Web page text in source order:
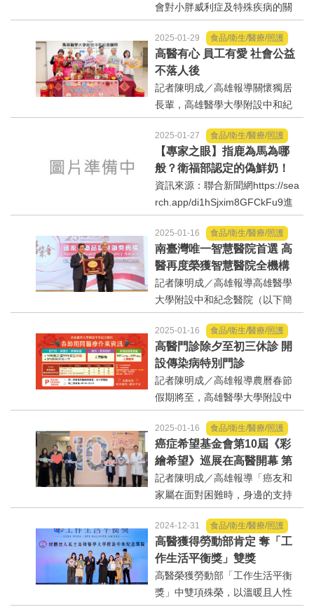
師致敬
會對小胖威利症及特殊疾病的關
注與支持，高醫岡山醫院在農曆
春節前夕，推出首場「生命之
光，鄭陣響起」公益畫展，展出
近40幅畫風明亮溫暖的畫作。1月
23日的...
2025-01-29 食品/衛生/醫療/照護
高醫有心 員工有愛 社會公益
不落人後
記者陳明成／高雄報導關懷獨居
長輩，高雄醫學大學附設中和紀
念醫院(下稱高醫)持續三年響應華
山基金會「暖心年菜，揪愛送孤
老」活動，於院內發起「高興有
您，醫起送暖」年菜認購專案，
讓在社區中失能、失智、...
2025-01-27 食品/衛生/醫療/照護
【專家之眼】指鹿為馬為哪
般？衛福部認定的偽鮮奶！
資訊來源：聯合新聞網https://sea
rch.app/di1hSjxim8GFCkFu9進
口不新鮮的乳品冠上「鮮乳」爭
議許久，引發學者、酪農業、消
費者的一致反對，儘管衛福部食
藥署提出的修正草案，但仍堅決
要讓「偽鮮奶」使用鮮奶一...
2025-01-16 食品/衛生/醫療/照護
南臺灣唯一智慧醫院首選 高
醫再度榮獲智慧醫院全機構
標章
記者陳明成／高雄報導高雄醫學
大學附設中和紀念醫院（以下簡
稱高醫）積極推動智慧醫療，運
用智慧分流系統降低病人等待抽
血的時間，【智慧醫療類標章及
智慧醫院全機構標章，共計11
項】平常抽血檢驗您都等...
2025-01-16 食品/衛生/醫療/照護
高醫門診除夕至初三休診 開
設傳染病特別門診
記者陳明成／高雄報導農曆春節
假期將至，高雄醫學大學附設中
和紀念醫院春節期間，急診、血
液透析、住院照常服務；門診及
檢查自1/28(除夕)至1/31(初三)暫
停，2/1(初四)恢復正常運作；另
為兼顧農曆春節期間...
2025-01-16 食品/衛生/醫療/照護
癌症希望基金會第10屆《彩
繪希望》巡展在高醫開幕 第
一線醫護用心護癌友成為黑
暗中的明光
記者陳明成／高雄報導「癌友和
家屬在面對困難時，身邊的支持
力量就像螢火蟲的點點微光，導
引身處黑暗中的他們依然能找到
希望，繼續前行！」獲得醫療組
佳作的賴淑婷護理師如此分享她
的作品《仰望星空》。正如...
2024-12-31 食品/衛生/醫療/照護
高醫獲得勞動部肯定 奪「工
作生活平衡獎」雙獎
高醫榮獲勞動部「工作生活平衡
獎」中雙項殊榮，以溫暖且人性